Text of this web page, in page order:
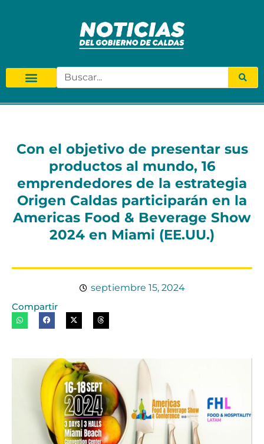
Con el objetivo de presentar sus
productos al mundo, 16
emprendedores de la estrategia
Origen Caldas participarán en la
Americas Food & Beverage Show
2024 en Miami (EE.UU.)
septiembre 15, 2024
Compartir